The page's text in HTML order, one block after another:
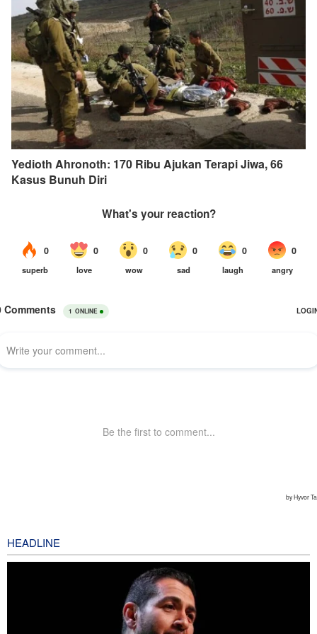
Yedioth Ahronoth: 170 Ribu Ajukan Terapi Jiwa, 66
Kasus Bunuh Diri
HEADLINE